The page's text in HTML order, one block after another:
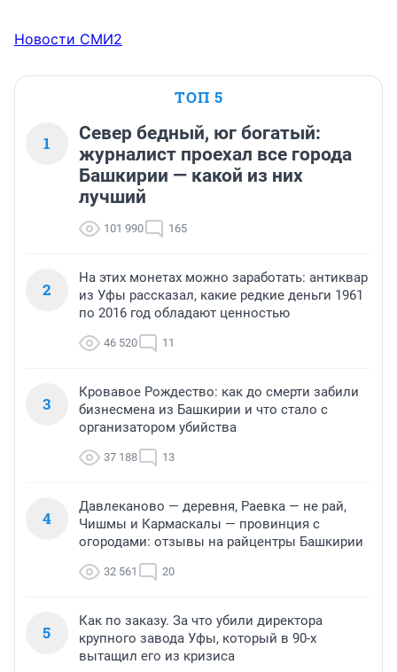
Новости СМИ2
ТОП 5
1
Север бедный, юг богатый:
журналист проехал все города
Башкирии — какой из них
лучший
101 990 165
2
На этих монетах можно заработать: антиквар
из Уфы рассказал, какие редкие деньги 1961
по 2016 год обладают ценностью
46 520 11
3
Кровавое Рождество: как до смерти забили
бизнесмена из Башкирии и что стало с
организатором убийства
37 188 13
4
Давлеканово — деревня, Раевка — не рай,
Чишмы и Кармаскалы — провинция с
огородами: отзывы на райцентры Башкирии
32 561 20
5
Как по заказу. За что убили директора
крупного завода Уфы, который в 90-х
вытащил его из кризиса